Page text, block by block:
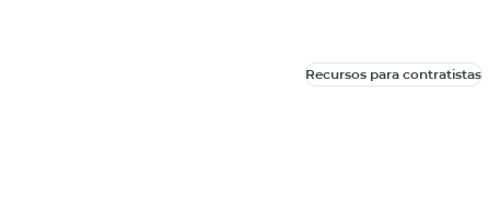
Recursos para contratistas